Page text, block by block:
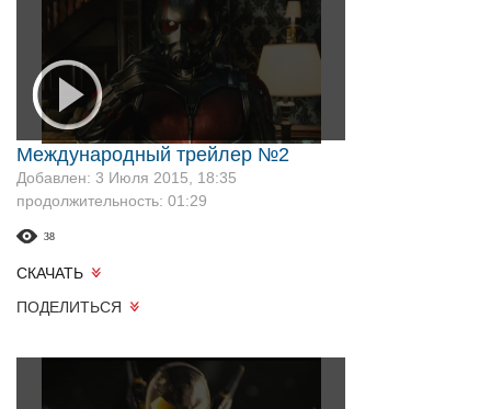
Международный трейлер №2
Добавлен: 3 Июля 2015, 18:35
продолжительность: 01:29
38
СКАЧАТЬ
ПОДЕЛИТЬСЯ